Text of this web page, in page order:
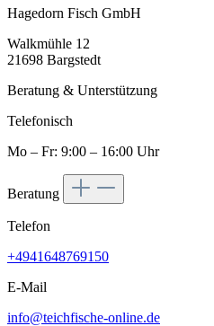
Hagedorn Fisch GmbH
Walkmühle 12
21698 Bargstedt
Beratung & Unterstützung
Telefonisch
Mo – Fr: 9:00 – 16:00 Uhr
Beratung
Telefon
+4941648769150
E-Mail
info@teichfische-online.de